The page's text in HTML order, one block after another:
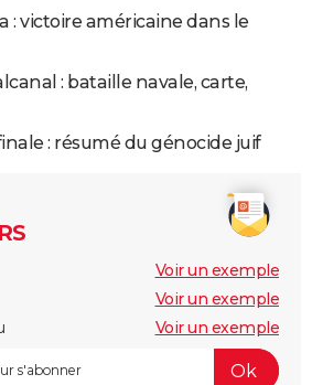
: victoire américaine dans le
: bataille navale, carte,
: résumé du génocide juif
Voir un exemple
Voir un exemple
Voir un exemple